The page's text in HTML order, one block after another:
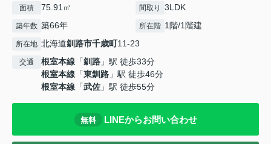
面積 75.91㎡ 間取り 3LDK
築年数 築66年 所在階 1階/1階建
所在地 北海道釧路市千歳町11-23
交通 根室本線 「釧路 」駅 徒歩33分
根室本線 「東釧路 」駅 徒歩46分
根室本線 「武佐 」駅 徒歩55分
無料 LINEからお問い合わせ